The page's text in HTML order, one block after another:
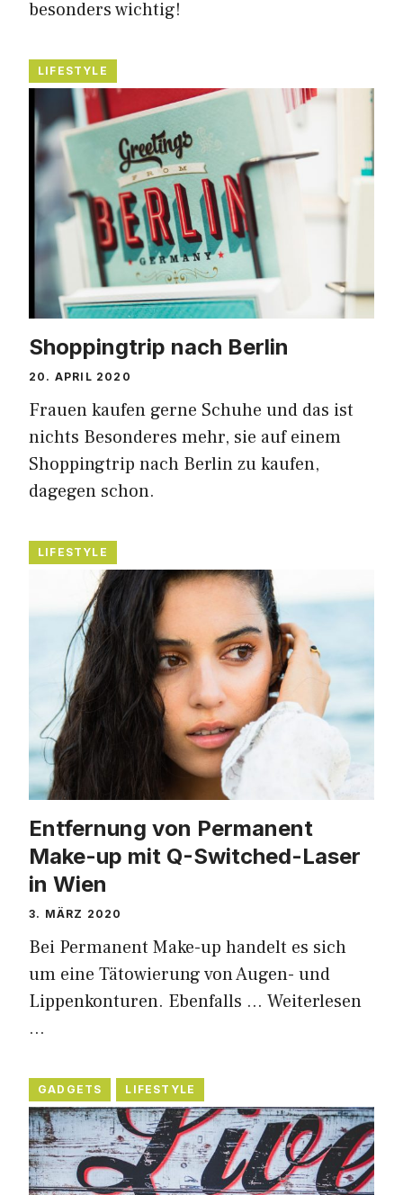
besonders wichtig!
LIFESTYLE
Shoppingtrip nach Berlin
20. APRIL 2020
Frauen kaufen gerne Schuhe und das ist
nichts Besonderes mehr, sie auf einem
Shoppingtrip nach Berlin zu kaufen,
dagegen schon.
LIFESTYLE
Entfernung von Permanent
Make-up mit Q-Switched-Laser
in Wien
3. MÄRZ 2020
Bei Permanent Make-up handelt es sich
um eine Tätowierung von Augen- und
Lippenkonturen. Ebenfalls … Weiterlesen
…
GADGETS LIFESTYLE